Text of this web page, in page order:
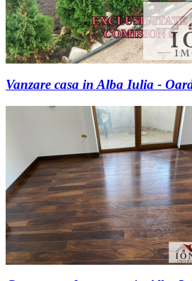
Vanzare casa in Alba Iulia -